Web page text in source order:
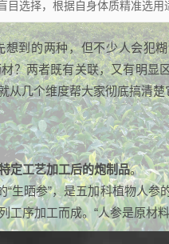
选择，根据自身体质精准选用
到的两种，但不少人会犯
？两者既有关联，又有明
从几个维度帮大家彻底搞清
定工艺加工后的炮制品。
生晒参”，是五加科植物人参
序加工而成。“人参是原材